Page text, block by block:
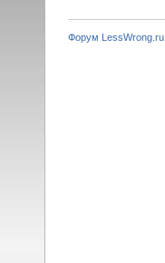
Форум LessWrong.ru